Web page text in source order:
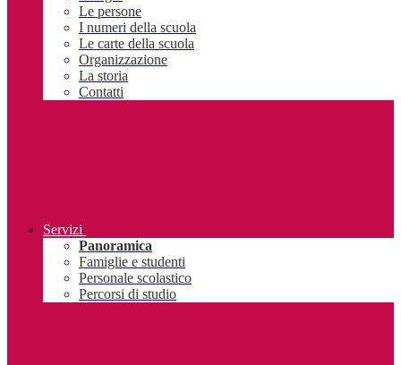
Le persone
I numeri della scuola
Le carte della scuola
Organizzazione
La storia
Contatti
Servizi
Panoramica
Famiglie e studenti
Personale scolastico
Percorsi di studio